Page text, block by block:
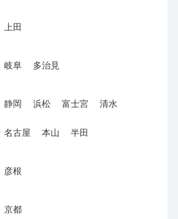
上田
岐阜 多治見
静岡 浜松 富士宮 清水
名古屋 本山 半田
彦根
京都